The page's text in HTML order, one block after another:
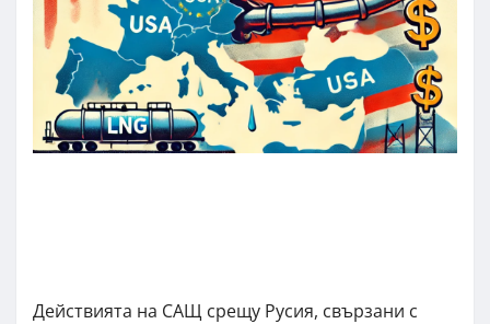
Действията на САЩ срещу Русия, свързани с